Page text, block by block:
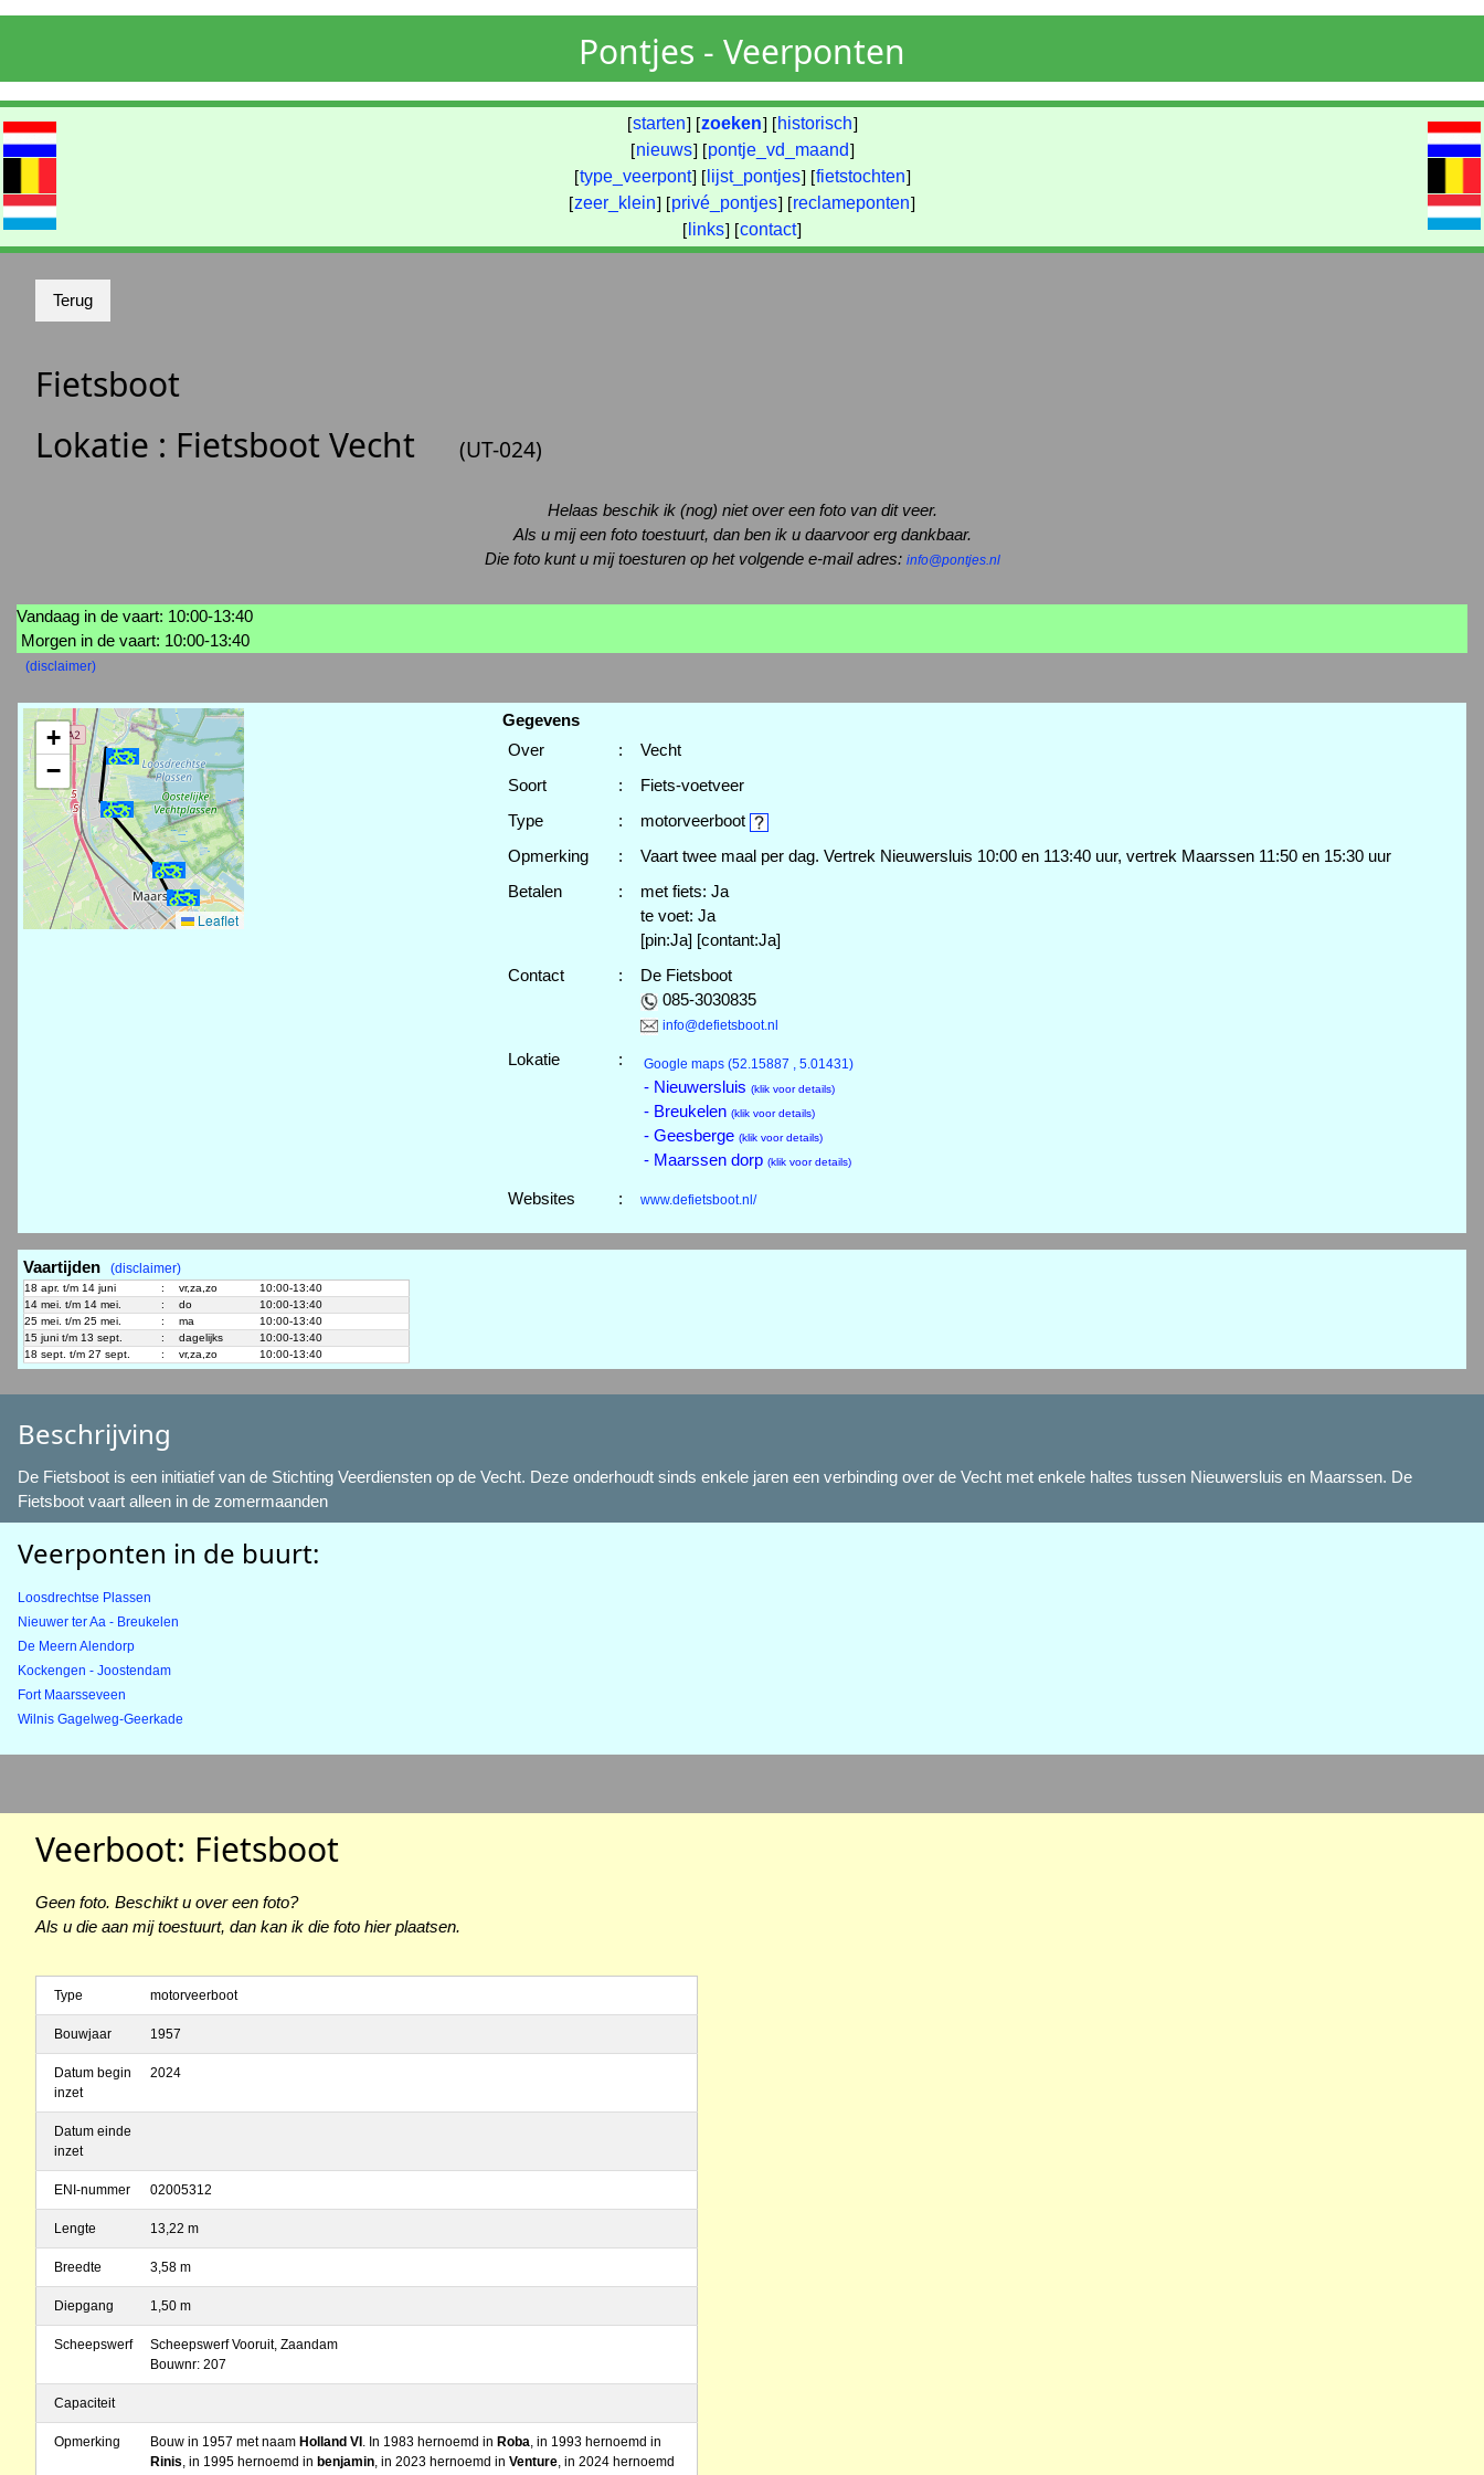
Pontjes - Veerponten
[starten] [zoeken] [ historisch]
[nieuws] [pontje_vd_maand]
[type_veerpont] [ lijst_pontjes] [fietstochten]
[zeer_klein] [privé_pontjes] [reclameponten]
[ links] [contact]
Fietsboot
Lokatie : Fietsboot Vecht (UT-024)
Helaas beschik ik (nog) niet over een foto van dit veer.
Als u mij een foto toestuurt, dan ben ik u daarvoor erg dankbaar.
Die foto kunt u mij toesturen op het volgende e-mail adres: info@pontjes.nl
Vandaag in de vaart: 10:00-13:40
Morgen in de vaart: 10:00-13:40
(disclaimer)
+
−
Leaflet
Gegevens
Over
:
Vecht
Soort
:
Fiets-voetveer
Type
:
motorveerboot
Opmerking
:
Vaart twee maal per dag. Vertrek Nieuwersluis 10:00 en 113:40 uur, vertrek Maarssen 11:50 en 15:30 uur
Betalen
:
met fiets: Ja
te voet: Ja
[pin:Ja] [contant:Ja]
Contact
:
De Fietsboot
085-3030835
info@defietsboot.nl
Lokatie : Google maps (52.15887 , 5.01431)
- Nieuwersluis (klik voor details)
- Breukelen (klik voor details)
- Geesberge (klik voor details)
- Maarssen dorp (klik voor details)
Websites : www.defietsboot.nl/
Vaartijden (disclaimer)
18 apr. t/m 14 juni : vr,za,zo
10:00-13:40
14 mei. t/m 14 mei.
: do
10:00-13:40
25 mei. t/m 25 mei.
: ma
10:00-13:40
15 juni t/m 13 sept.
: dagelijks
10:00-13:40
18 sept. t/m 27 sept.
: vr,za,zo 10:00-13:40
Beschrijving
De Fietsboot is een initiatief van de Stichting Veerdiensten op de Vecht. Deze onderhoudt sinds enkele jaren een verbinding over de Vecht met enkele haltes tussen Nieuwersluis en Maarssen. De
Fietsboot vaart alleen in de zomermaanden
Veerponten in de buurt:
Loosdrechtse Plassen
Nieuwer ter Aa - Breukelen
De Meern Alendorp
Kockengen - Joostendam
Fort Maarsseveen
Wilnis Gagelweg-Geerkade
Veerboot: Fietsboot
Geen foto. Beschikt u over een foto?
Als u die aan mij toestuurt, dan kan ik die foto hier plaatsen.
Type motorveerboot
Bouwjaar 1957
Datum begin
inzet
2024
Datum einde
inzet
ENI-nummer 02005312
Lengte 13,22 m
Breedte 3,58 m
Diepgang 1,50 m
Scheepswerf
Scheepswerf Vooruit, Zaandam
Bouwnr: 207
Capaciteit
Opmerking Bouw in 1957 met naam Holland VI . In 1983 hernoemd in Roba, in 1993 hernoemd in
Rinis, in 1995 hernoemd in benjamin, in 2023 hernoemd in Venture, in 2024 hernoemd